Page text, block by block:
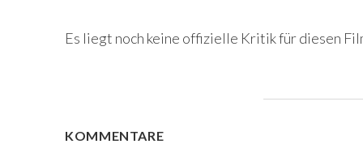
Es liegt noch keine offizielle Kritik für diesen
KOMMENTARE